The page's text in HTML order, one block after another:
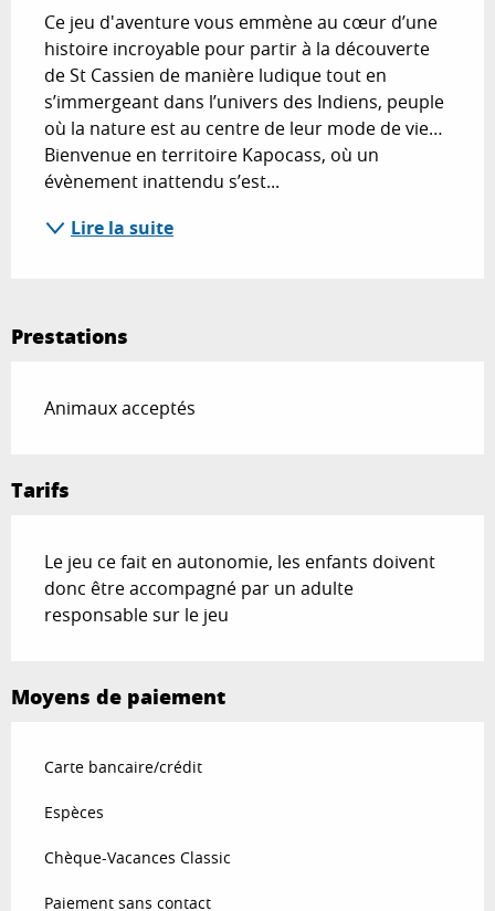
Ce jeu d'aventure vous emmène au cœur d’une
histoire incroyable pour partir à la découverte
de St Cassien de manière ludique tout en
s’immergeant dans l’univers des Indiens, peuple
où la nature est au centre de leur mode de vie…
Bienvenue en territoire Kapocass, où un
évènement inattendu s’est...
Lire la suite
Prestations
Animaux acceptés
Tarifs
Le jeu ce fait en autonomie, les enfants doivent
donc être accompagné par un adulte
responsable sur le jeu
Moyens de paiement
Carte bancaire/crédit
Espèces
Chèque-Vacances Classic
Paiement sans contact